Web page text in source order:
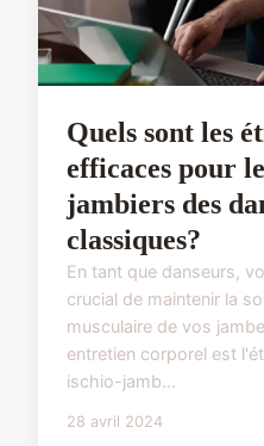
Quels sont les
efficaces pour
jambiers des
classiques?
En tant que danseurs,
crucial de maintenir la
musculaire de vos
entretien corporel est
ischio-jamb...
28 avril 2024